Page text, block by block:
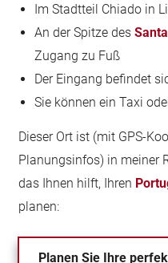
Im Stadtteil Chiado in
An der Spitze des
Zugang zu Fuß
Der Eingang befindet
Sie können ein Taxi
Dieser Ort ist (mit GPS-
Planungsinfos) in meiner
das Ihnen hilft, Ihren
planen:
Planen Sie Ihre